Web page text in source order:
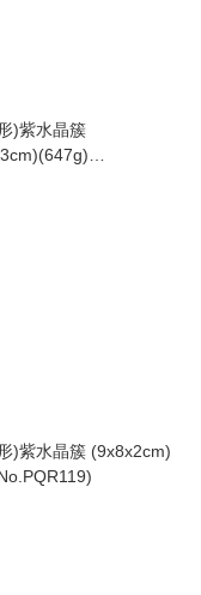
)紫水晶簇
)紫水晶簇 (9x8x2cm)